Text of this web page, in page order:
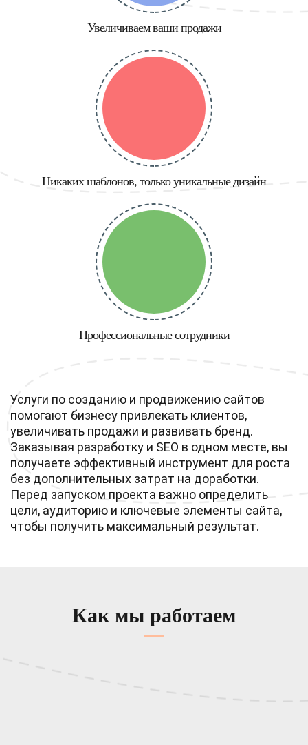
Увеличиваем ваши продажи
Никаких шаблонов, только уникальные дизайн
Профессиональные сотрудники
Услуги по созданию и продвижению сайтов
помогают бизнесу привлекать клиентов,
увеличивать продажи и развивать бренд.
Заказывая разработку и SEO в одном месте, вы
получаете эффективный инструмент для роста
без дополнительных затрат на доработки.
Перед запуском проекта важно определить
цели, аудиторию и ключевые элементы сайта,
чтобы получить максимальный результат.
Как мы работаем